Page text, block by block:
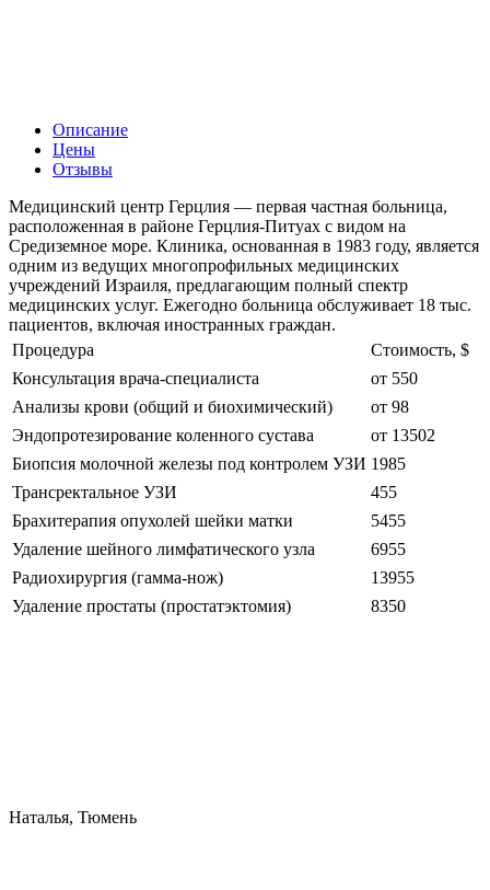
Описание
Цены
Отзывы
Медицинский центр Герцлия — первая частная больница,
расположенная в районе Герцлия-Питуах с видом на
Средиземное море. Клиника, основанная в 1983 году, является
одним из ведущих многопрофильных медицинских
учреждений Израиля, предлагающим полный спектр
медицинских услуг. Ежегодно больница обслуживает 18 тыс.
пациентов, включая иностранных граждан.
Процедура
Стоимость, $
Консультация врача-специалиста
от 550
Анализы крови (общий и биохимический)
от 98
Эндопротезирование коленного сустава
от 13502
Биопсия молочной железы под контролем УЗИ 1985
Трансректальное УЗИ
455
Брахитерапия опухолей шейки матки
5455
Удаление шейного лимфатического узла
6955
Радиохирургия (гамма-нож)
13955
Удаление простаты (простатэктомия)
8350
Наталья, Тюмень